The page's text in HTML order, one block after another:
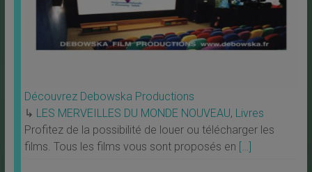
Découvrez Debowska Productions
↳ LES MERVEILLES DU MONDE NOUVEAU, Livres
Profitez de la possibilité de louer ou télécharger les
films. Tous les films vous sont proposés en […]